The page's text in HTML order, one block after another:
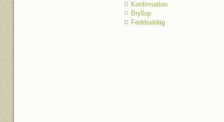
Konfirmation
Bryllup
Føddseldag